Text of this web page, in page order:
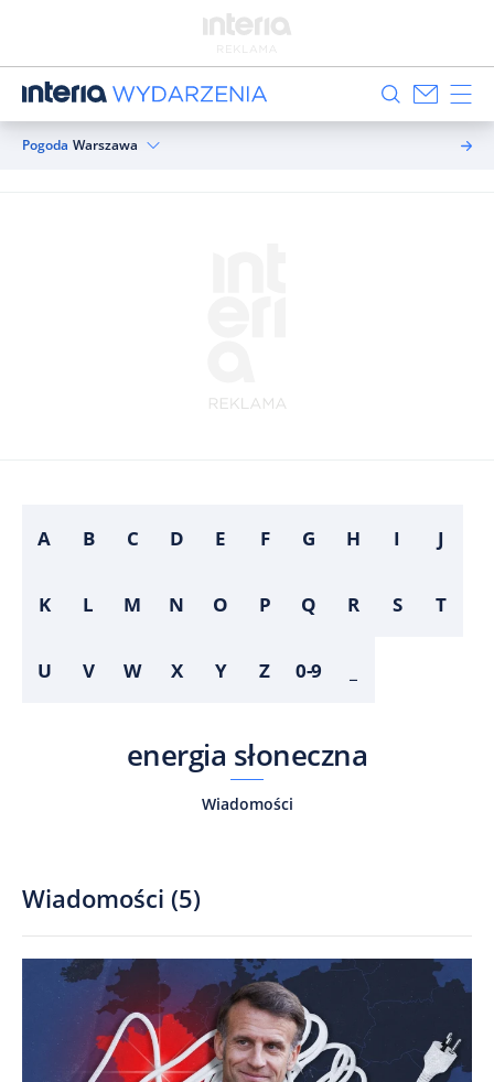
Pogoda Warszawa
A B C D E F G H I J
K L M N O P Q R S T
U V W X Y Z 0-9
energia słoneczna
Wiadomości
Wiadomości (5)